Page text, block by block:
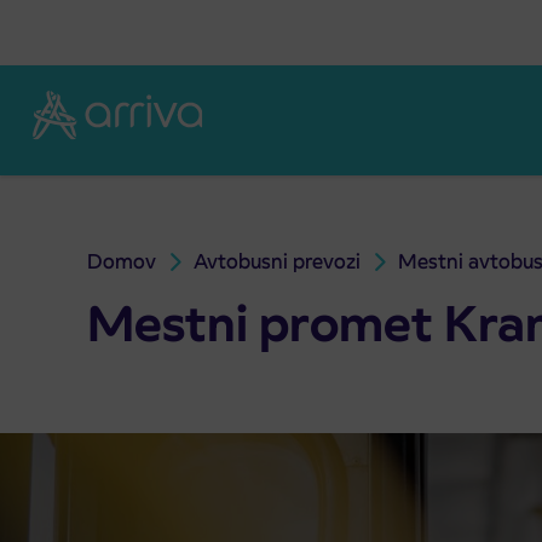
Domov Avtobusni prevozi Mestni
Mestni avtobusni prevozi Kranj
Mestni avtobusni
Mestni promet